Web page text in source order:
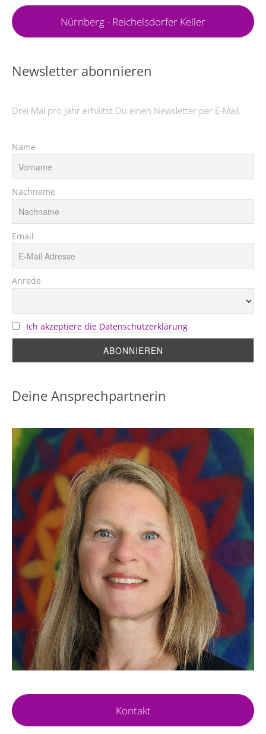
Nürnberg - Reichelsdorfer Keller
Newsletter abonnieren
Drei Mal pro Jahr erhältst Du einen Newsletter per E-Mail.
Name
Nachname
Email
Anrede
Ich akzeptiere die Datenschutzerklärung
Deine Ansprechpartnerin
Kontakt